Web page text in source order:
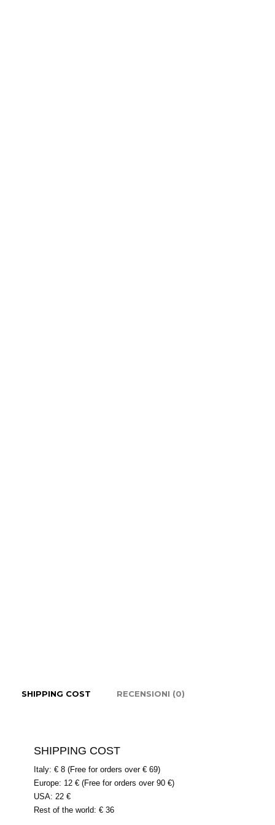
SHIPPING COST RECENSIONI (0)
SHIPPING COST
Italy: € 8 (Free for orders over € 69)
Europe: 12 € (Free for orders over 90 €)
USA: 22 €
Rest of the world: € 36